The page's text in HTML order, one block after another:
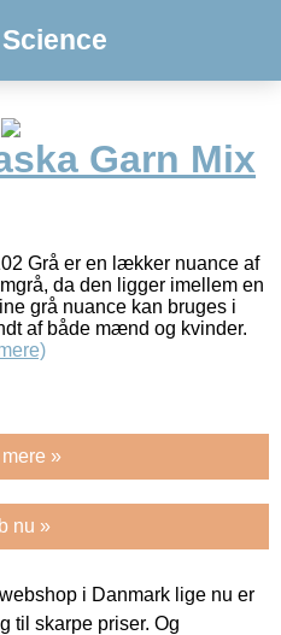
Garn Mix
Grå er en lækker nuance af
da den ligger imellem en
grå nuance kan bruges i
af både mænd og kvinder.
»
nu »
i Danmark lige nu er
til skarpe priser. Og